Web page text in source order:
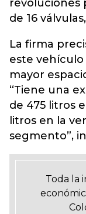
revoluciones
de 16
La firma
este
mayor
“Tiene una
de 475 litros
litros en la
segmento”,
Toda la